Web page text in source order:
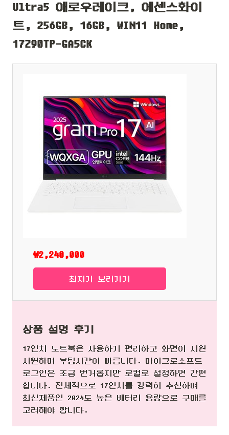
Ultra5 애로우레이크, 에센스화이
트, 256GB, 16GB, WIN11 Home,
17Z90TP-GA5CK
₩2,240,000
최저가 보러가기
상품 설명 후기
17인치 노트북은 사용하기 편리하고 화면이 시원
시원하며 부팅시간이 빠릅니다. 마이크로소프트
로그인은 조금 번거롭지만 로컬로 설정하면 간편
합니다. 전체적으로 17인치를 강력히 추천하며
최신제품인 2024도 높은 배터리 용량으로 구매를
고려해야 합니다.